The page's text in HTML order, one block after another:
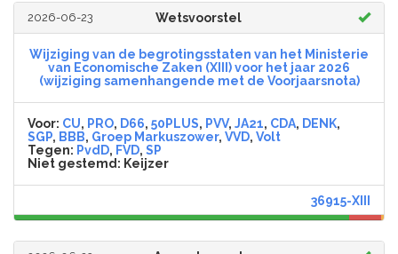
2026-06-23 Wetsvoorstel
Wijziging van de begrotingsstaten van het Ministerie
van Economische Zaken (XIII) voor het jaar 2026
(wijziging samenhangende met de Voorjaarsnota)
Voor: CU, PRO, D66, 50PLUS, PVV, JA21, CDA, DENK,
SGP, BBB, Groep Markuszower, VVD, Volt
Tegen: PvdD, FVD, SP
Niet gestemd: Keijzer
36915-XIII